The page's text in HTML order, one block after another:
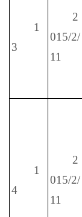
1
3
2
015/2/
11
1
4
2
015/2/
11